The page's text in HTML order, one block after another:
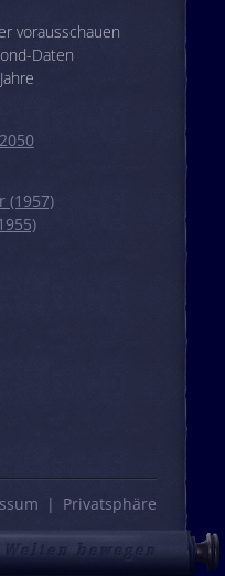
vorausschauen
Daten
(1957)
Privatsphäre